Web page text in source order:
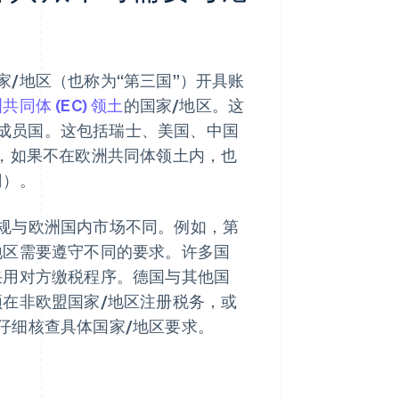
/地区（也称为“第三国”）开具账
同体 (EC) 领土的国家/地区。这
员国。这包括瑞士、美国、中国
果不在欧洲共同体领土内，也
。
与欧洲国内市场不同。例如，第
需要遵守不同的要求。许多国
对方缴税程序。德国与其他国
非欧盟国家/地区注册税务，或
核查具体国家/地区要求。